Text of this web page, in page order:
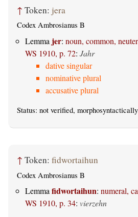
↑ Token: jera
Codex Ambrosianus B
Lemma jer: noun, common, neuter
WS 1910, p. 72: Jahr
dative singular
nominative plural
accusative plural
Status: not verified, morphosyntactically
↑ Token: fidwortaihun
Codex Ambrosianus B
Lemma fidwortaihun: numeral,
WS 1910, p. 34: vierzehn